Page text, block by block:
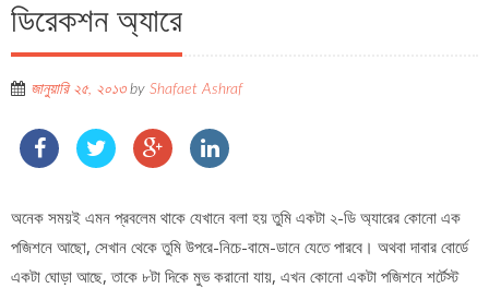
ডিরেকশন অ্যারে
জানুয়ারি ২৫, ২০১৩by Shafaet Ashraf
অনেক সময়ই এমন প্রবলেম থাকে যেখানে বলা হয় তুমি একটা ২-ডি অ্যারের কোনো এক
পজিশনে আছো, সেখান থেকে তুমি উপরে-নিচে-বামে-ডানে যেতে পারবে। অথবা দাবার বোর্ডে
একটা ঘোড়া আছে, তাকে ৮টা দিকে মুভ করানো যায়, এখন কোনো একটা পজিশনে শর্টেস্ট